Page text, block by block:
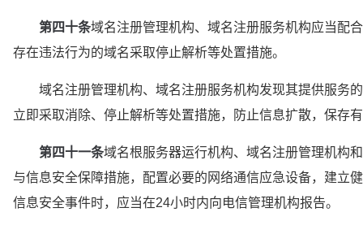
第四十条域名注册管理机构、域名注册服务机构应当配
存在违法行为的域名采取停止解析等处置措施。
域名注册管理机构、域名注册服务机构发现其提供服务
立即采取消除、停止解析等处置措施，防止信息扩散，保存
第四十一条域名根服务器运行机构、域名注册管理机构
与信息安全保障措施，配置必要的网络通信应急设备，建立
信息安全事件时，应当在24小时内向电信管理机构报告。